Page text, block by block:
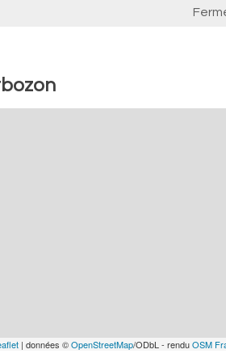
| données ©OpenStreetMap/ODbL - renduOSM